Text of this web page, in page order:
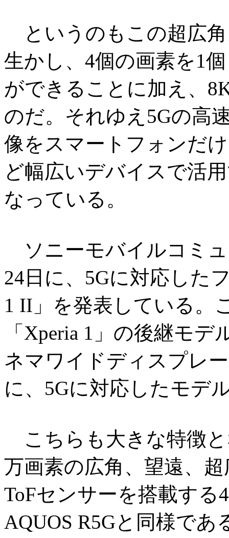
というのもこの超広
生かし、4個の画素を1
ができることに加え、
のだ。それゆえ5Gの高
像をスマートフォンだ
ど幅広いデバイスで活
なっている。
ソニーモバイルコミ
24日に、5Gに対応した
1 II」を発表している。
「Xperia 1」の後継モ
ネマワイドディスプレ
に、5Gに対応したモデ
こちらも大きな特徴
万画素の広角、望遠、
ToFセンサーを搭載す
AQUOS R5Gと同様で